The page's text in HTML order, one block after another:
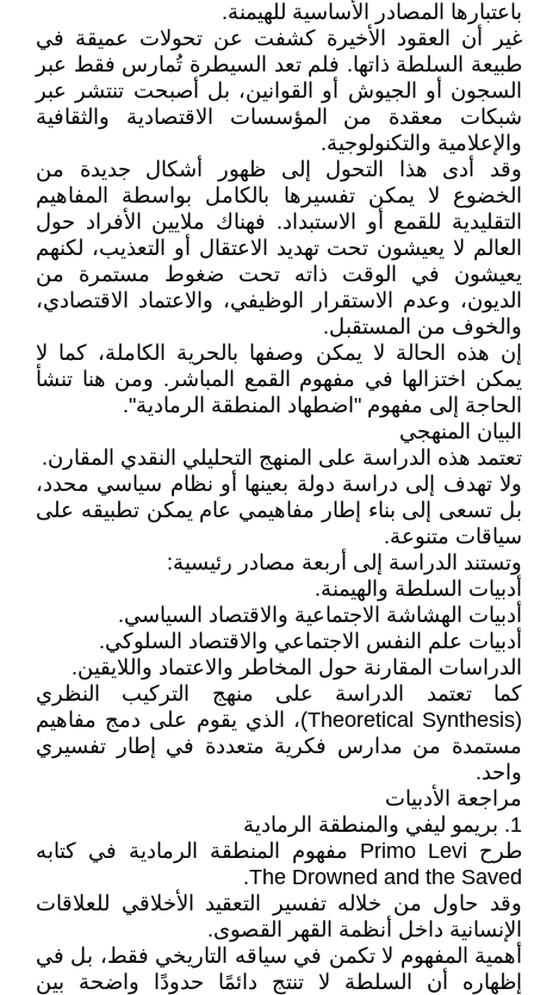
باعتبارها المصادر الأساسية للهيمنة.
غير أن العقود الأخيرة كشفت عن تحولات عميقة في
طبيعة السلطة ذاتها. فلم تعد السيطرة تُمارس فقط عبر
السجون أو الجيوش أو القوانين، بل أصبحت تنتشر عبر
شبكات معقدة من المؤسسات الاقتصادية والثقافية
والإعلامية والتكنولوجية.
وقد أدى هذا التحول إلى ظهور أشكال جديدة من
الخضوع لا يمكن تفسيرها بالكامل بواسطة المفاهيم
التقليدية للقمع أو الاستبداد. فهناك ملايين الأفراد حول
العالم لا يعيشون تحت تهديد الاعتقال أو التعذيب، لكنهم
يعيشون في الوقت ذاته تحت ضغوط مستمرة من
الديون، وعدم الاستقرار الوظيفي، والاعتماد الاقتصادي،
والخوف من المستقبل.
إن هذه الحالة لا يمكن وصفها بالحرية الكاملة، كما لا
يمكن اختزالها في مفهوم القمع المباشر. ومن هنا تنشأ
الحاجة إلى مفهوم "اضطهاد المنطقة الرمادية".
البيان المنهجي
تعتمد هذه الدراسة على المنهج التحليلي النقدي المقارن.
ولا تهدف إلى دراسة دولة بعينها أو نظام سياسي محدد،
بل تسعى إلى بناء إطار مفاهيمي عام يمكن تطبيقه على
سياقات متنوعة.
وتستند الدراسة إلى أربعة مصادر رئيسية:
أدبيات السلطة والهيمنة.
أدبيات الهشاشة الاجتماعية والاقتصاد السياسي.
أدبيات علم النفس الاجتماعي والاقتصاد السلوكي.
الدراسات المقارنة حول المخاطر والاعتماد واللايقين.
كما تعتمد الدراسة على منهج التركيب النظري
(Theoretical Synthesis)، الذي يقوم على دمج مفاهيم
مستمدة من مدارس فكرية متعددة في إطار تفسيري
واحد.
مراجعة الأدبيات
1. بريمو ليفي والمنطقة الرمادية
طرح Primo Levi مفهوم المنطقة الرمادية في كتابه
The Drowned and the Saved.
وقد حاول من خلاله تفسير التعقيد الأخلاقي للعلاقات
الإنسانية داخل أنظمة القهر القصوى.
أهمية المفهوم لا تكمن في سياقه التاريخي فقط، بل في
إظهاره أن السلطة لا تنتج دائمًا حدودًا واضحة بين